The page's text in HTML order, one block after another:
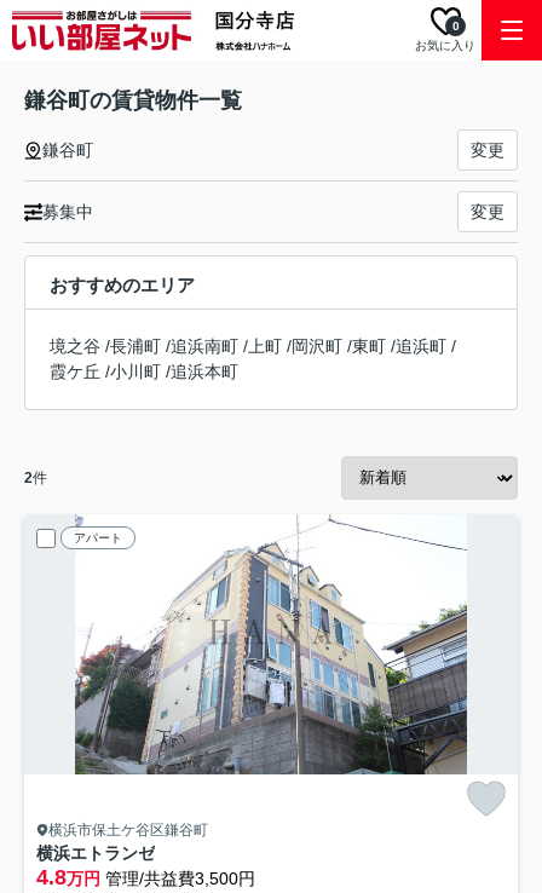
お気に入り
0
鎌谷町の賃貸物件一覧
鎌谷町 変更
募集中 変更
おすすめのエリア
境之谷 /長浦町 /追浜南町 / 上町 /岡沢町 /東町 /追浜町 /
霞ケ丘 /小川町 /追浜本町
2件
アパート
横浜市保土ケ谷区鎌谷町
横浜エトランゼ
4.8万円 管理/共益費3,500円